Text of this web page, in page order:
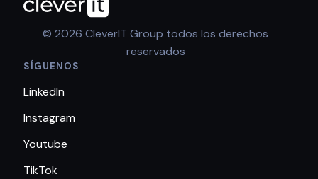
© 2026 CleverIT Group todos los derechos
reservados
SÍGUENOS
LinkedIn
Instagram
Youtube
TikTok